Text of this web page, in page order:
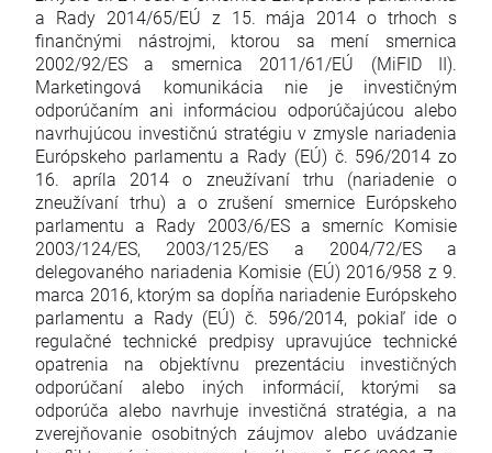
a Rady 2014/65/EÚ z 15. mája 2014 o trhoch s
finančnými nástrojmi, ktorou sa mení smernica
2002/92/ES a smernica 2011/61/EÚ (MiFID II).
Marketingová komunikácia nie je investičným
odporúčaním ani informáciou odporúčajúcou alebo
navrhujúcou investičnú stratégiu v zmysle nariadenia
Európskeho parlamentu a Rady (EÚ) č. 596/2014 zo
16. apríla 2014 o zneužívaní trhu (nariadenie o
zneužívaní trhu) a o zrušení smernice Európskeho
parlamentu a Rady 2003/6/ES a smerníc Komisie
2003/124/ES, 2003/125/ES a 2004/72/ES a
delegovaného nariadenia Komisie (EÚ) 2016/958 z 9.
marca 2016, ktorým sa dopĺňa nariadenie Európskeho
parlamentu a Rady (EÚ) č. 596/2014, pokiaľ ide o
regulačné technické predpisy upravujúce technické
opatrenia na objektívnu prezentáciu investičných
odporúčaní alebo iných informácií, ktorými sa
odporúča alebo navrhuje investičná stratégia, a na
zverejňovanie osobitných záujmov alebo uvádzanie